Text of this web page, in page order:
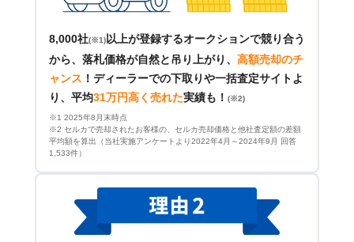
8,000社(※1)以上が登録するオークションで競り合う
から、落札価格が自然と吊り上がり、 高額売却のチ
ャンス ！ ディーラーでの下取りや一括査定サイトよ
り、平均31万円高く売れた実績も！ (※2)
※1 2025年8月末時点
※2 セルカで売却されたお客様の、セルカ売却価格と他社査定額の差額
平均額を算出（当社実施アンケートより2022年4月～2024年9月 回答
1,533件）